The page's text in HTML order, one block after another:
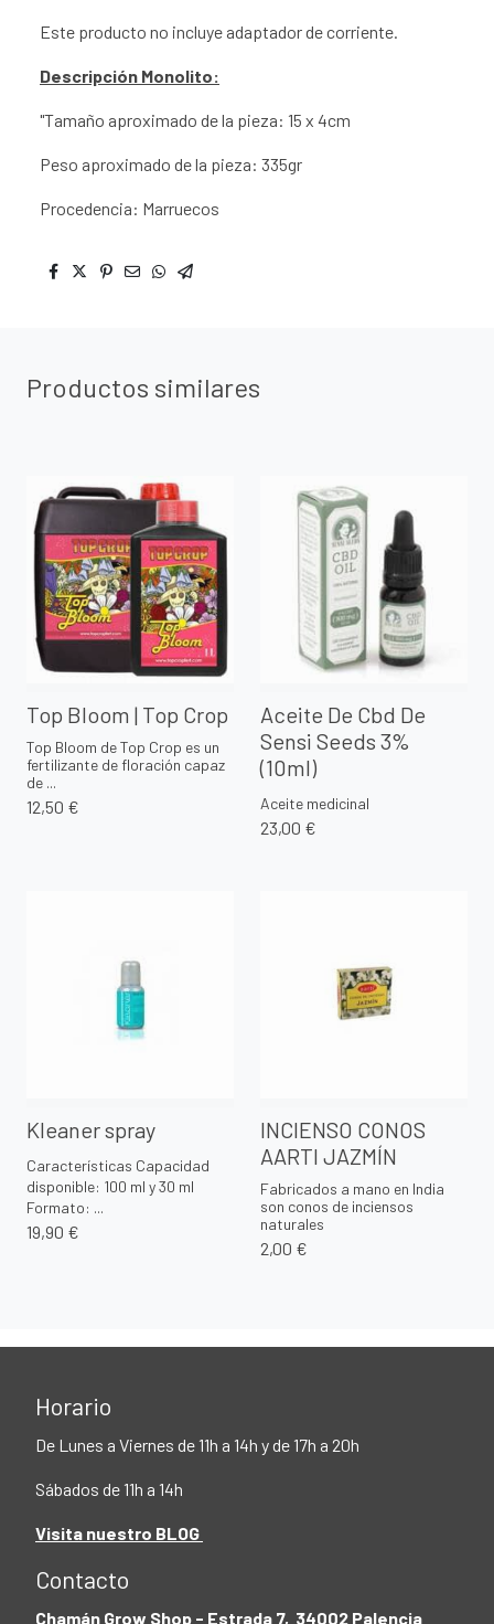
Este producto no incluye adaptador de corriente.
Descripción Monolito:
"Tamaño aproximado de la pieza: 15 x 4cm
Peso aproximado de la pieza: 335gr
Procedencia: Marruecos
Productos similares
Top Bloom | Top Crop
Top Bloom de Top Crop es un
fertilizante de floración capaz
de ...
12,50 €
Aceite De Cbd De
Sensi Seeds 3%
(10ml)
Aceite medicinal
23,00 €
Kleaner spray
Características Capacidad
disponible: 100 ml y 30 ml
Formato: ...
19,90 €
INCIENSO CONOS
AARTI JAZMÍN
Fabricados a mano en India
son conos de inciensos
naturales
2,00 €
Horario
De Lunes a Viernes de 11h a 14h y de 17h a 20h
Sábados de 11h a 14h
Visita nuestro BLOG
Contacto
Chamán Grow Shop - Estrada 7, 34002 Palencia